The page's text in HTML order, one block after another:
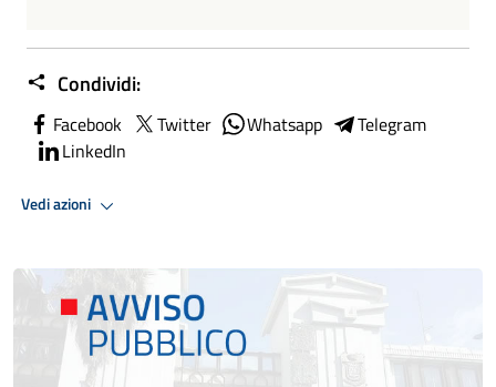
Condividi:
Facebook Twitter Whatsapp
Telegram
LinkedIn
Vedi azioni